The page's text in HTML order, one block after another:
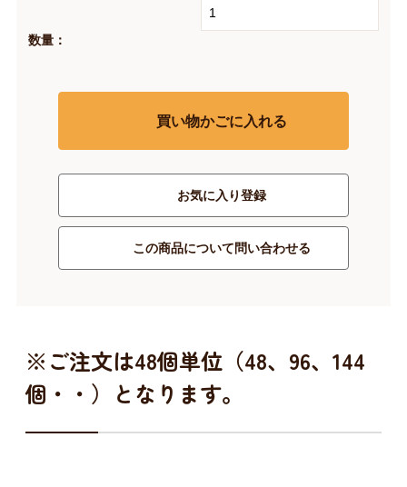
数量：
買い物かごに入れる
お気に入り登録
この商品について問い合わせる
※ご注文は48個単位（48、96、144
個・・）となります。